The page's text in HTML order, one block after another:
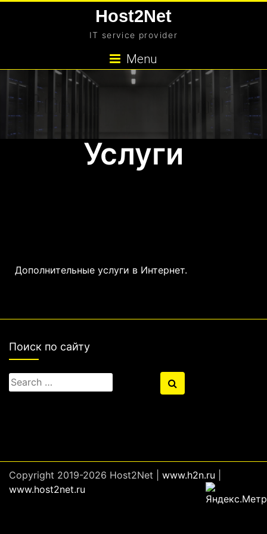
Host2Net
IT service provider
Menu
Услуги
Дополнительные услуги в Интернет.
Поиск по сайту
Search
for:
Search
Copyright 2019-2026 Host2Net | www.h2n.ru
www.host2net.ru